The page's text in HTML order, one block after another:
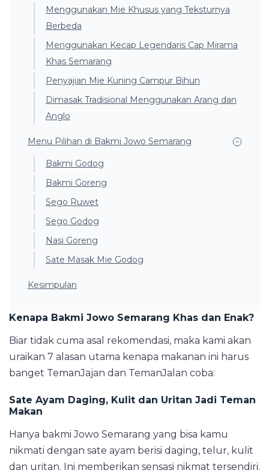
Menggunakan Mie Khusus yang Teksturnya
Berbeda
Menggunakan Kecap Legendaris Cap Mirama
Khas Semarang
Penyajian Mie Kuning Campur Bihun
Dimasak Tradisional Menggunakan Arang dan
Anglo
Menu Pilihan di Bakmi Jowo Semarang
Bakmi Godog
Bakmi Goreng
Sego Ruwet
Sego Godog
Nasi Goreng
Sate Masak Mie Godog
Kesimpulan
Kenapa Bakmi Jowo Semarang Khas dan Enak?
Biar tidak cuma asal rekomendasi, maka kami akan
uraikan 7 alasan utama kenapa makanan ini harus
banget TemanJajan dan TemanJalan coba:
Sate Ayam Daging, Kulit dan Uritan Jadi Teman
Makan
Hanya bakmi Jowo Semarang yang bisa kamu
nikmati dengan sate ayam berisi daging, telur, kulit
dan uritan. Ini memberikan sensasi nikmat tersendiri.